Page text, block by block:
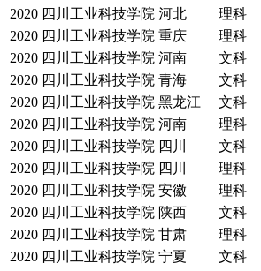
2020 四川工业科技学院 河北 理科
2020 四川工业科技学院 重庆 理科
2020 四川工业科技学院 河南 文科
2020 四川工业科技学院 青海 文科
2020 四川工业科技学院 黑龙江 文科
2020 四川工业科技学院 河南 理科
2020 四川工业科技学院 四川 文科
2020 四川工业科技学院 四川 理科
2020 四川工业科技学院 安徽 理科
2020 四川工业科技学院 陕西 文科
2020 四川工业科技学院 甘肃 理科
2020 四川工业科技学院 宁夏 文科